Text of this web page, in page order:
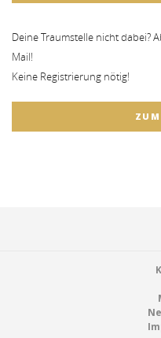
Deine Traumstelle nicht dabei?
Mail!
Keine Registrierung nötig!
ZUM